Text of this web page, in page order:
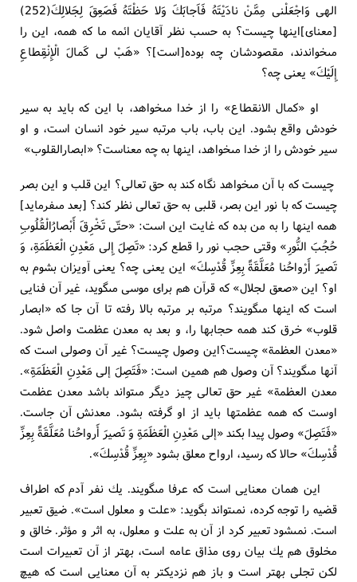
الهى‏ وَاجْعَلْنى‏ مِمَّنْ نادَيْتَهُ فَاَجابَكَ وَلا حَظْتَهُ فَصَعِقَ لِجَلالِكَ(252)
[معناى‏]اينها چيست؟ به حسب نظر آقايان ائمه ما كه همه، اين را
مى‏خواندند، مقصودشان چه بوده‏[است‏]؟ «هَبْ لى كَمالَ الْإِنْقِطاعِ
إِلَيْكَ» يعنى چه؟
او «كمال الانقطاع» را از خدا مى‏خواهد، با اين كه بايد به سير
خودش واقع بشود. اين باب، باب مرتبه سير خود انسان است، و او
سير خودش را از خدا مى‏خواهد، اينها به چه معناست؟ «ابصارالقلوب»
چيست كه با آن مى‏خواهد نگاه كند به حق تعالى؟ اين قلب و اين بصر
چيست كه با نور اين بصر، قلبى به حق تعالى نظر كند؟ [بعد مى‏فرمايد]
همه اينها را به من بده كه غايت اين است: «حتّى تَخْرِقَ أَبْصارُالْقُلُوبِ
حُجُبَ النُّورِ» وقتى حجب نور را قطع كرد: «تَصِلَ إِلى مَعْدِنِ الْعَظَمَةِ، وَ
تَصيرَ أَرْواحُنا مُعَلَّقَةً بِعِزِّ قُدْسِكَ» اين يعنى چه؟ يعنى آويزان بشوم به
او؟ اين «صعق لجلال» كه قرآن هم براى موسى مى‏گويد، غير آن فنايى
است كه اينها مى‏گويند؟ مرتبه بر مرتبه بالا رفته تا آن جا كه «ابصار
قلوب» خرق كند همه حجابها را، و بعد به معدن عظمت واصل شود.
«معدن العظمة» چيست؟اين وصول چيست؟ غير آن وصولى است كه
آنها مى‏گويند؟ آن وصول هم همين است: «فَتَصِلَ إلى‏ مَعْدِنِ الْعَظَمَةِ».
معدن العظمة» غير حق تعالى چيز ديگر مى‏تواند باشد معدن عظمت
اوست كه همه عظمتها بايد از او گرفته بشود. معدنش آن جاست.
«فَتَصِلَ» وصول پيدا بكند «إلى مَعْدِنِ الْعَظَمَةِ وَ تَصيرَ أَرواحُنا مُعَلَّقَةً بِعِزِّ
قُدْسِكَ» حالا كه رسيد، ارواح معلق بشود «بِعِزِّ قُدْسِكَ».
اين همان معنايى است كه عرفا مى‏گويند. يك نفر آدم كه اطراف
قضيه را توجه كرده، نمى‏تواند بگويد: «علت و معلول است». ضيق تعبير
است. نمى‏شود تعبير كرد از آن به علت و معلول، به اثر و مؤثر. خالق و
مخلوق هم يك بيان روى مذاق عامه است، بهتر از آن تعبيرات است
لكن تجلى بهتر است و باز هم نزديكتر به آن معنايى است كه هيچ